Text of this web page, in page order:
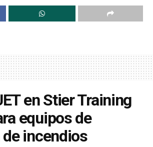
en Stier Training
equipos de
incendios